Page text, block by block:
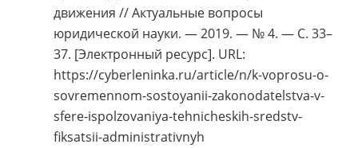
движения // Актуальные вопросы
юридической науки. — 2019. — № 4. — С. 33–
37. [Электронный ресурс]. URL:
https://cyberleninka.ru/article/n/k-voprosu-o-
sovremennom-sostoyanii-zakonodatelstva-v-
sfere-ispolzovaniya-tehnicheskih-sredstv-
fiksatsii-administrativnyh